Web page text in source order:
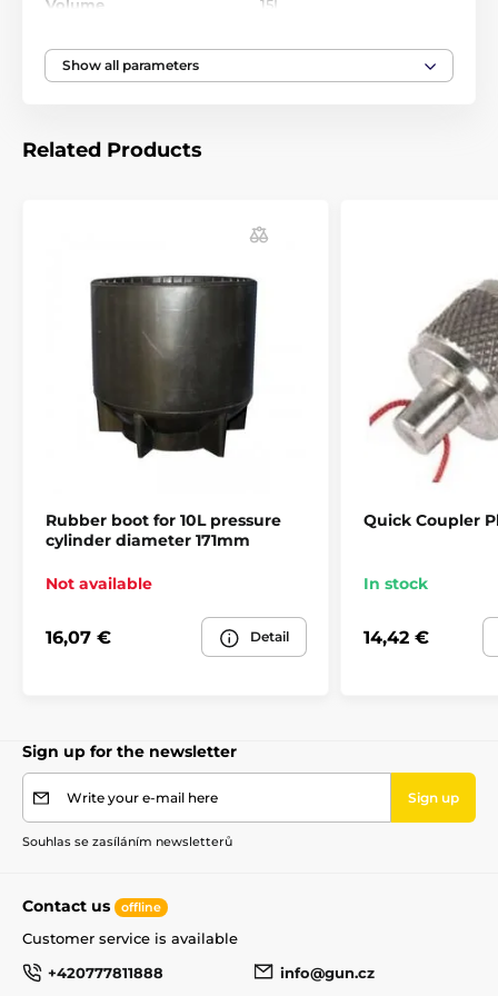
Volume 15L
Diameter
M25x2
Valve thread
Show all parameters
Related Products
Rubber boot for 10L pressure
cylinder diameter 171mm
Not available
16,07 € Detail
Quick Coupler
In stock
14,42 €
Sign up for the newsletter
Write your e-mail here Sign up
Souhlas se zasíláním newsletterů
Contact us offline
Customer service is available
+420777811888
info@gun.cz